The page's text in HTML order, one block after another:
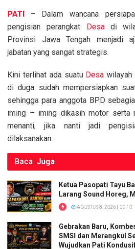
ce
b
o
o
k
tt
er
ail at
s
A
p
p
py
Li
n
k
e
PATI – Dalam wancana
pengisian perangkat
Desadi
Provinsi Jawa Tengah menjadi
jabatan yang sangat strategis.
Kini terlihat ada suatu Desa wilayah
di duga sudah mempersiapkan
sehingga para anggota BPD
iming – iming dikasih motor serta
menanti, jika nanti jadi
dilaksanakan.
Baca Juga
Ketua Pasopati Tayu
Larang Sound Horeg,
AGUSTUS 8, 2026 | 00:10
Gebrakan Baru,
SMSI dan Merangkul
Wujudkan Pati